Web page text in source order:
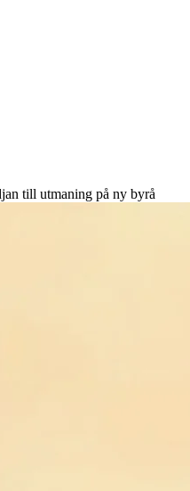
till utmaning på ny byrå